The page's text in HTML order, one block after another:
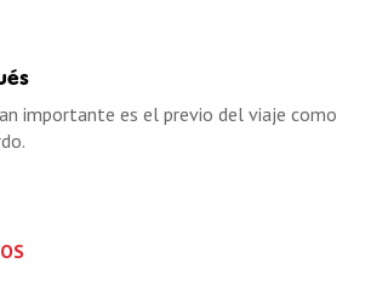
importante es el previo del viaje como